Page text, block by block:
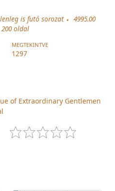
is futó sorozat
4995.00
200oldal
MEGTEKINTVE
1297
of Extraordinary Gentlemen